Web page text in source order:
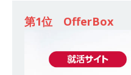
知名度抜
戸数近畿
第1位 OfferBox